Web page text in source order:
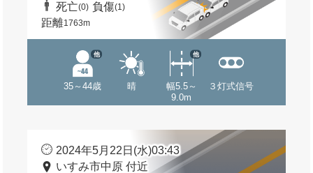
死亡(0) 負傷(1)
距離1763m
35～44歳
他
晴
幅5.5～
9.0m
他
３灯式信号
2024年5月22日(水)03:43
いすみ市中原 付近